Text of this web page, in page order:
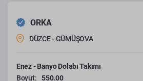
ORKA
DÜZCE - GÜMÜŞOVA
Enez - Banyo Dolabı Takımı
Boyut:
550.00